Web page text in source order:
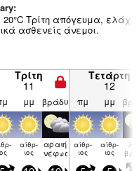
Τρίτη απόγευμα, ελάχ.
ασθενείς άνεμοι.
Τρίτη
11
Τετάρτη
12
μμ βράδυ πμ μμ
αίθρ­
ιος
αραιή
νέφωση
αίθρ­
ιος
αίθρ­
ιος